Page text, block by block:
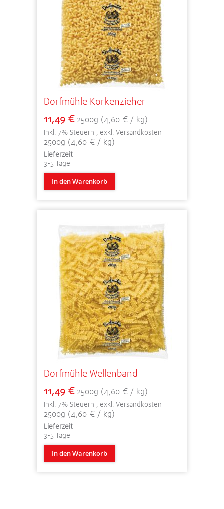
Dorfmühle Korkenzieher
11,49 € 2500g (4,60 € / kg)
Inkl. 7% Steuern exkl. Versandkosten
2500g (4,60 € / kg)
Lieferzeit
3-5 Tage
In den Warenkorb
Dorfmühle Wellenband
11,49 € 2500g (4,60 € / kg)
Inkl. 7% Steuern exkl. Versandkosten
2500g (4,60 € / kg)
Lieferzeit
3-5 Tage
In den Warenkorb